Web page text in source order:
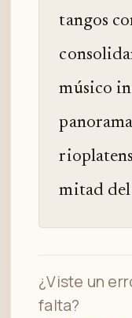
tangos
músico
mitad
¿Viste un
falta?